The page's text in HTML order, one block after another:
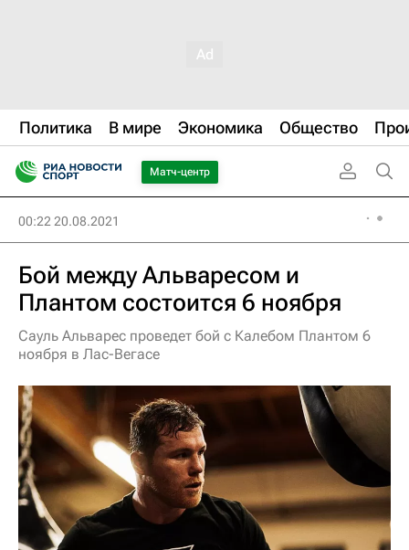
Политика В мире Экономика Общество
Матч-центр
00:22 20.08.2021
Бой между Альваресом и
Плантом состоится 6 ноября
Сауль Альварес проведет бой с Калебом Плантом 6
ноября в Лас-Вегасе